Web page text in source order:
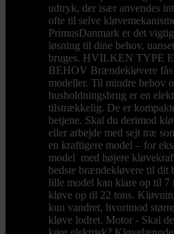
udtryk, der især anvendes
ofte til selve
PrimusDanmark er det
løsning til dine behov,
bruges. HVILKEN TYPE
BEHOV Brændekløvere fås
modeller. Til mindre behov
husholdningsbrug er en
tilstrækkelig. De er
betjene. Skal du derimod
eller arbejde med sejt træ
en kraftigere model – for
model med højere
bedste brændekløvere til dit
lille model kan klare op til 7
kløve op til 22 tons.
kun vandret, hvorimod
kløve lodret. Motor - Skal